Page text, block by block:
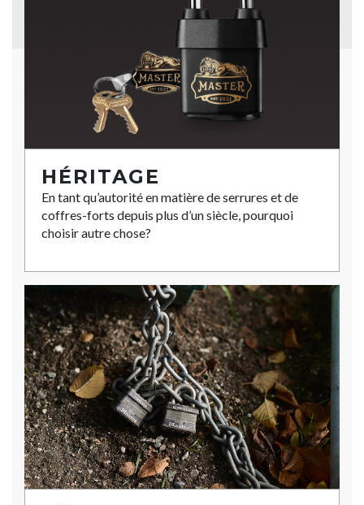
HÉRITAGE
En tant qu’autorité en matière de serrures et de
coffres-forts depuis plus d’un siècle, pourquoi
choisir autre chose?